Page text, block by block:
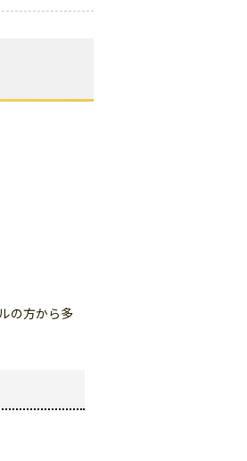
の方から多